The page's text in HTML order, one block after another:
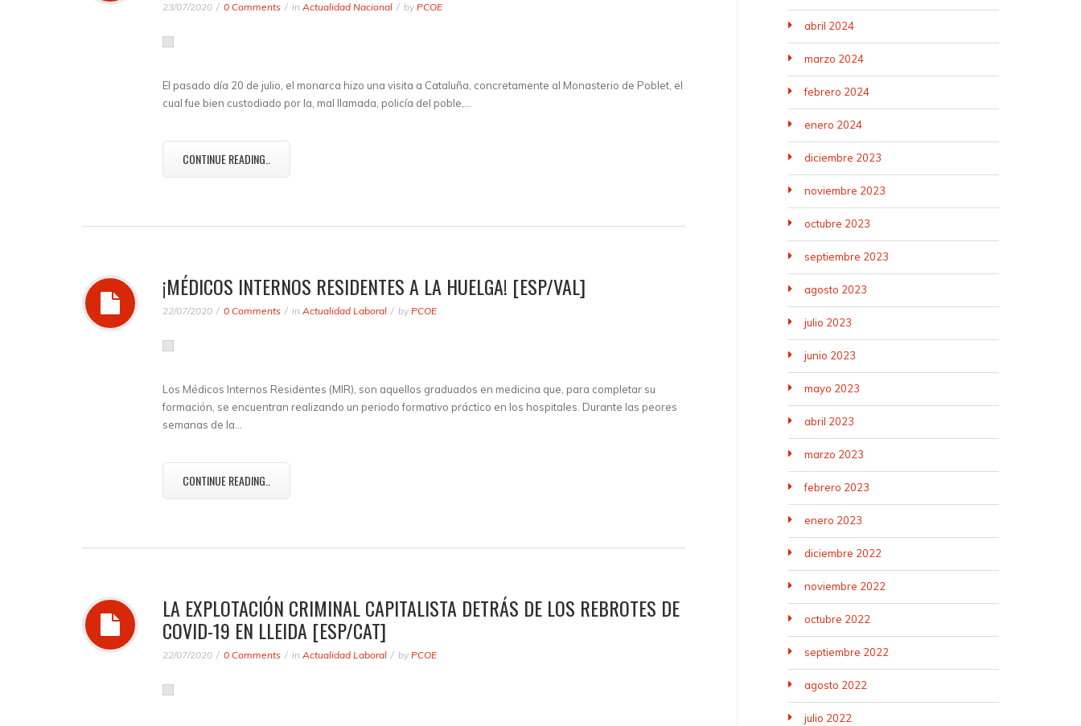
23/07/2020 0 Comments in Actualidad Nacional by PCOE
El pasado día 20 de julio, el monarca hizo una visita a Cataluña, concretamente al Monasterio de Poblet, el
cual fue bien custodiado por la, mal llamada, policía del poble,…
CONTINUE READING..
¡MÉDICOS INTERNOS RESIDENTES A LA HUELGA! [ESP/VAL]
22/07/2020 0 Comments in Actualidad Laboral by PCOE
Los Médicos Internos Residentes (MIR), son aquellos graduados en medicina que, para completar su
formación, se encuentran realizando un periodo formativo práctico en los hospitales. Durante las peores
semanas de la…
CONTINUE READING..
LA EXPLOTACIÓN CRIMINAL CAPITALISTA DETRÁS DE LOS REBROTES DE
COVID-19 EN LLEIDA [ESP/CAT]
22/07/2020 0 Comments in Actualidad Laboral by PCOE
abril 2024
marzo 2024
febrero 2024
enero 2024
diciembre 2023
noviembre 2023
octubre 2023
septiembre 2023
agosto 2023
julio 2023
junio 2023
mayo 2023
abril 2023
marzo 2023
febrero 2023
enero 2023
diciembre 2022
noviembre 2022
octubre 2022
septiembre 2022
agosto 2022
julio 2022